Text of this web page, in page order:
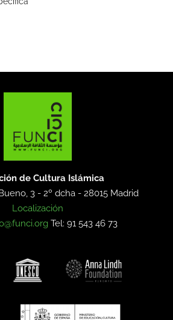
de Cultura Islámica
3 - 2º dcha -28015 Madrid
Localización
Tel: 91 543 46 73